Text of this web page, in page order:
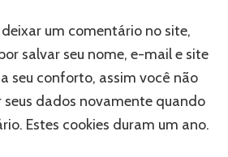
um comentário no site,
salvar seu nome, e-mail e site
seu conforto, assim você não
seus dados novamente quando
Estes cookies duram um ano.